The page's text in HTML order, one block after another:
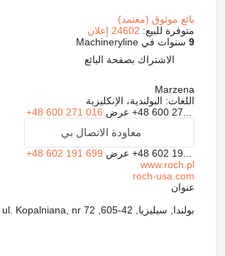
بائع موثوق (معتمد)
متوفرة للبيع: 24602 إعلان
9سنوات في Machineryline
الاشتراك بصفحة البائع
Marzena
اللغات: البولندية، الإنكليزية
+48 600 27... عرض +48 600 271 016
معاودة الاتصال بي
+48 602 19... عرض +48 602 191 699
www.roch.pl
roch-usa.com
عنوان
بولندا, سيليزيا, 42-605, Tarnowskie Góry, ul. Kopalniana, nr 72